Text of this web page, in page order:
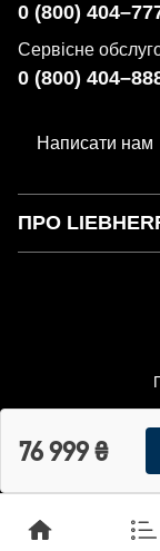
76 999₴
0 (800)
Сервісне
0 (800)
Написати нам
ПРО
© MIRS.